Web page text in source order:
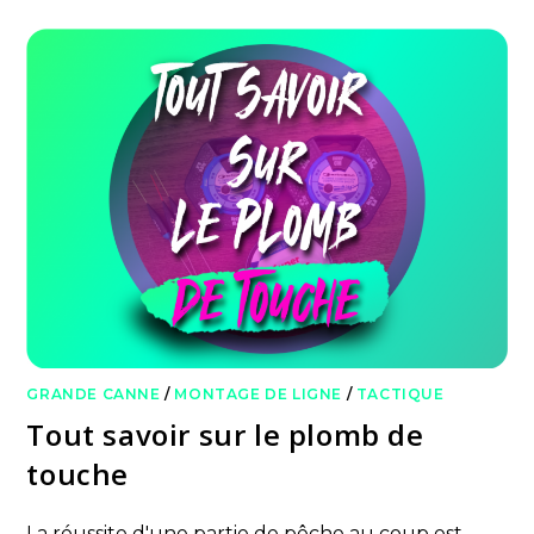
GRANDE CANNE / MONTAGE DE LIGNE / TACTIQUE
Tout savoir sur le plomb de
touche